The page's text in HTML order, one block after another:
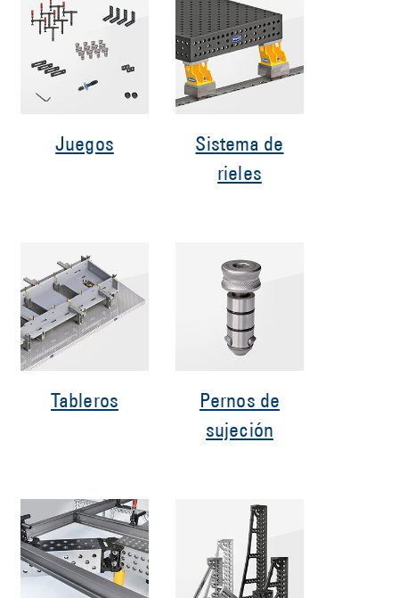
Juegos
Sistema de
rieles
Tableros
Pernos de
sujeción